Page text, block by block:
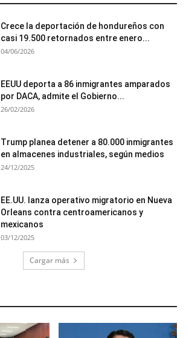
Crece la deportación de hondureños con
casi 19.500 retornados entre enero...
04/06/2026
EEUU deporta a 86 inmigrantes amparados
por DACA, admite el Gobierno...
26/02/2026
Trump planea detener a 80.000 inmigrantes
en almacenes industriales, según medios
24/12/2025
EE.UU. lanza operativo migratorio en Nueva
Orleans contra centroamericanos y
mexicanos
03/12/2025
Cargar más